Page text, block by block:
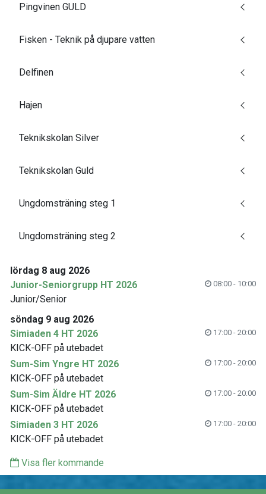
Pingvinen GULD
Fisken - Teknik på djupare vatten
Delfinen
Hajen
Teknikskolan Silver
Teknikskolan Guld
Ungdomsträning steg 1
Ungdomsträning steg 2
lördag 8 aug 2026
Junior-Seniorgrupp HT 2026
08:00 - 10:00
Junior/Senior
söndag 9 aug 2026
Simiaden 4 HT 2026
17:00 - 20:00
KICK-OFF på utebadet
Sum-Sim Yngre HT 2026
17:00 - 20:00
KICK-OFF på utebadet
Sum-Sim Äldre HT 2026
17:00 - 20:00
KICK-OFF på utebadet
Simiaden 3 HT 2026
17:00 - 20:00
KICK-OFF på utebadet
Visa fler kommande